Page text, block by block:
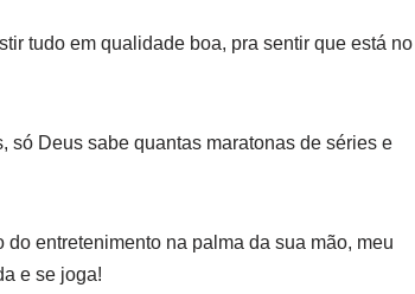
tudo em qualidade boa, pra sentir que está no
só Deus sabe quantas maratonas de séries e
entretenimento na palma da sua mão, meu
e se joga!